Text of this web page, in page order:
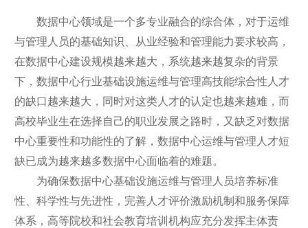
数据中心领域是一个多专业融合的综合体，对于运维
与管理人员的基础知识、从业经验和管理能力要求较高，
在数据中心建设规模越来越大，系统越来越复杂的背景
下，数据中心行业基础设施运维与管理高技能综合性人才
的缺口越来越大，同时对这类人才的认定也越来越难，而
高校毕业生在选择自己的职业发展之路时，又缺乏对数据
中心重要性和功能性的了解，数据中心运维与管理人才短
缺已成为越来越多数据中心面临着的难题。
为确保数据中心基础设施运维与管理人员培养标准
性、科学性与先进性，完善人才评价激励机制和服务保障
体系，高等院校和社会教育培训机构应充分发挥主体责